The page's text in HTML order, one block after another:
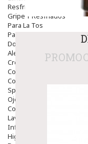
Resfriados
Gripe Y Resfriados
Para La Tos
Para Descongestionar La
Dolor De Garganta
Alergias Y Picaduras
Cremas
Comprimidos
Colirios
Sprays
Ojos Y Oidos
Congestión
Lavado Ojos
Inflamación Del Oido
Higiene Oido